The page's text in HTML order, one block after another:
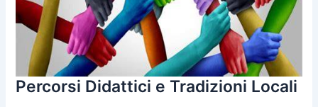
Percorsi Didattici e Tradizioni Locali